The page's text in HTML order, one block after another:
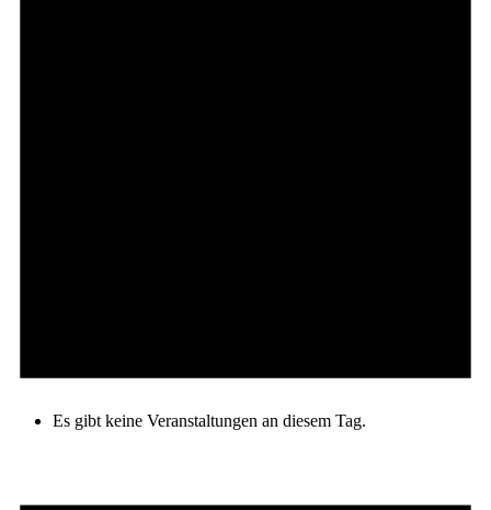
Es gibt keine Veranstaltungen an diesem Tag.